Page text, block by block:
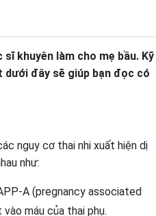
khuyên làm cho mẹ bầu. Kỹ
đây sẽ giúp bạn đọc có
nguy cơ thai nhi xuất hiện dị
như:
A (pregnancy associated
máu của thai phụ.